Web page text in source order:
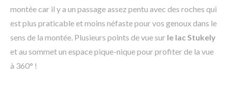
montée car il y a un passage assez pentu avec des roches qui
est plus praticable et moins néfaste pour vos genoux dans le
sens de la montée. Plusieurs points de vue sur le lac Stukely
et au sommet un espace pique-nique pour profiter de la vue
à 360° !